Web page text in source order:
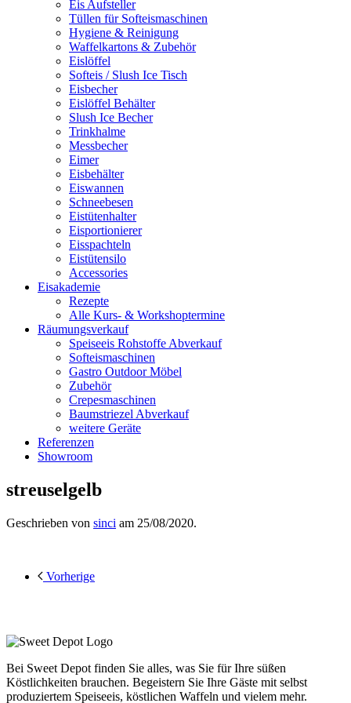
Eis Aufsteller
Tüllen für Softeismaschinen
Hygiene & Reinigung
Waffelkartons & Zubehör
Eislöffel
Softeis / Slush Ice Tisch
Eisbecher
Eislöffel Behälter
Slush Ice Becher
Trinkhalme
Messbecher
Eimer
Eisbehälter
Eiswannen
Schneebesen
Eistütenhalter
Eisportionierer
Eisspachteln
Eistütensilo
Accessories
Eisakademie
Rezepte
Alle Kurs- & Workshoptermine
Räumungsverkauf
Speiseeis Rohstoffe Abverkauf
Softeismaschinen
Gastro Outdoor Möbel
Zubehör
Crepesmaschinen
Baumstriezel Abverkauf
weitere Geräte
Referenzen
Showroom
streuselgelb
Geschrieben von sinci am 25/08/2020.
Vorherige
Bei Sweet Depot finden Sie alles, was Sie für Ihre süßen
Köstlichkeiten brauchen. Begeistern Sie Ihre Gäste mit selbst
produziertem Speiseeis, köstlichen Waffeln und vielem mehr.